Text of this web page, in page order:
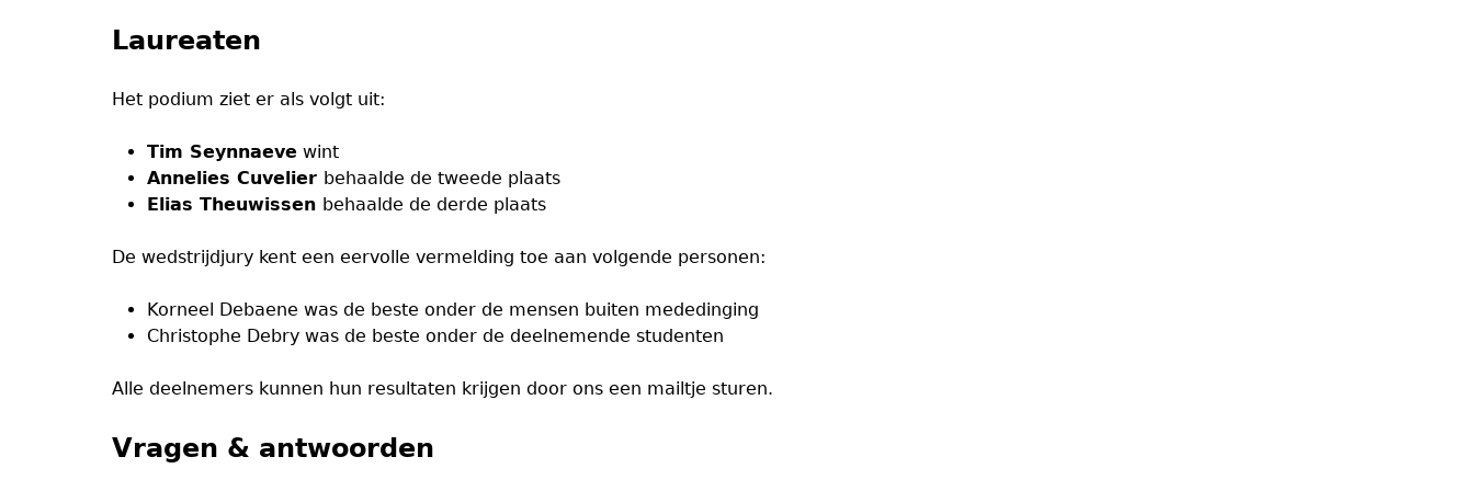
Laureaten
Het podium ziet er als volgt uit:
Tim Seynnaeve wint
Annelies Cuvelier behaalde de tweede plaats
Elias Theuwissen behaalde de derde plaats
De wedstrijdjury kent een eervolle vermelding toe aan volgende personen:
Korneel Debaene was de beste onder de mensen buiten mededinging
Christophe Debry was de beste onder de deelnemende studenten
Alle deelnemers kunnen hun resultaten krijgen door ons een mailtje sturen.
Vragen & antwoorden